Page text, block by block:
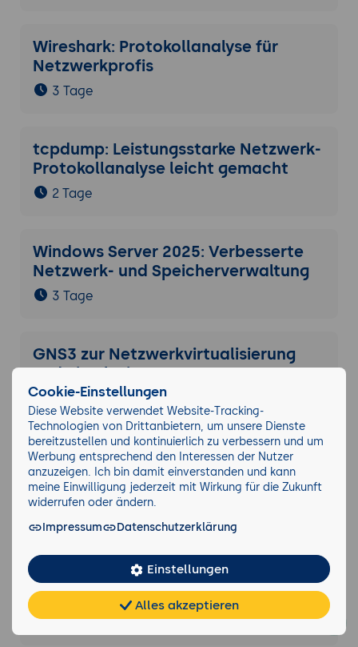
Wireshark: Protokollanalyse für
Netzwerkprofis
3 Tage
tcpdump: Leistungsstarke Netzwerk-
Protokollanalyse leicht gemacht
2 Tage
Windows Server 2025: Verbesserte
Netzwerk- und Speicherverwaltung
3 Tage
GNS3 zur Netzwerkvirtualisierung
und Simulation
3 Tage
Netzwerkdesign für Unternehmen:
Effizienz, Sicherheit und
Skalierbarkeit
Netzwerk-Troubleshooting:
Systematische Fehlersuche
2 Tage Teilen FAQ Cookies
Cookie-Einstellungen
Diese Website verwendet Website-Tracking-
Technologien von Drittanbietern, um unsere Dienste
bereitzustellen und kontinuierlich zu verbessern und um
Werbung entsprechend den Interessen der Nutzer
anzuzeigen. Ich bin damit einverstanden und kann
meine Einwilligung jederzeit mit Wirkung für die Zukunft
widerrufen oder ändern.
Impressum
Datenschutzerklärung
Einstellungen
Alles akzeptieren